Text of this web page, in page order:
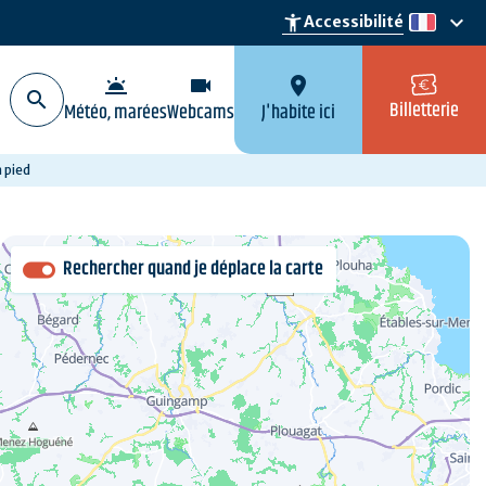
accessibility_newAccessibilité fr
keyboard_arrow_down
wb_twilight
Météo, marées
videocam
Webcams
location_on
J'habite ici Billetterie
pied
Rechercher quand je déplace la carte